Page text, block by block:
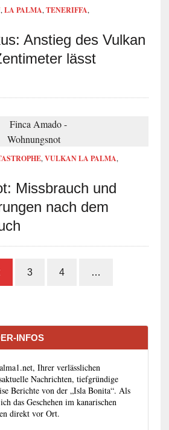
, LA PALMA, TENERIFFA,
Anstieg des Vulkan
lässt
, VULKAN LA PALMA,
Missbrauch und
nach dem
3 4 …
INFOS
Ihrer verlässlichen
Nachrichten, tiefgründige
Berichte von der „Isla Bonita“. Als
das Geschehen im kanarischen
direkt vor Ort.